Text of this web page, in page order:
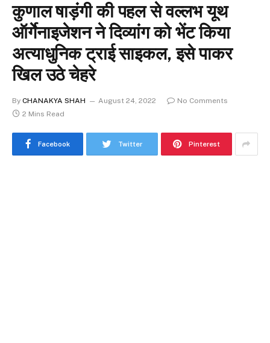
कुणाल षाड़ंगी की पहल से वल्लभ यूथ
ऑर्गेनाइजेशन ने दिव्यांग को भेंट किया
अत्याधुनिक ट्राई साइकल, इसे पाकर
खिल उठे चेहरे
By CHANAKYA SHAH August 24, 2022
No Comments
2 Mins Read
Facebook Twitter Pinterest